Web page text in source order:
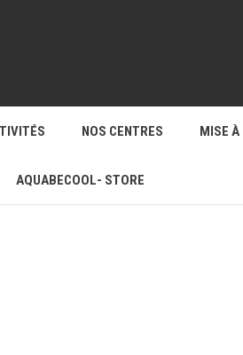
NOS CENTRES MISE À
AQUABECOOL- STORE